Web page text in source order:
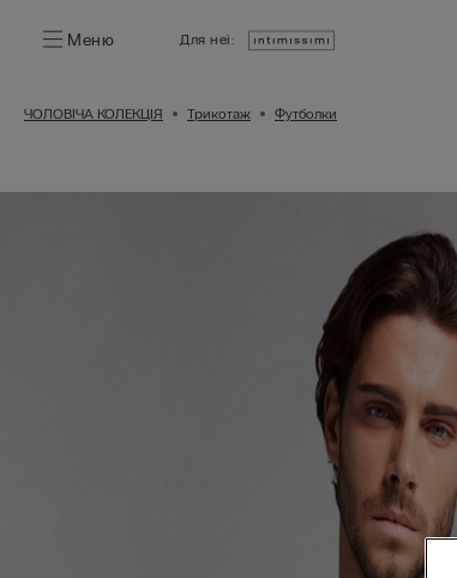
Меню Для неї:
ЧОЛОВІЧА КОЛЕКЦІЯ Трикотаж Футболки